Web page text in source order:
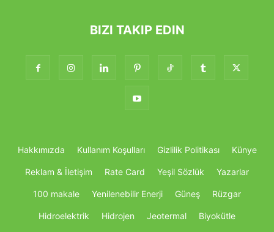
BIZI TAKIP EDIN
Hakkımızda Kullanım Koşulları Gizlilik Politikası Künye
Reklam & İletişim Rate Card Yeşil Sözlük Yazarlar
100 makale Yenilenebilir Enerji Güneş Rüzgar
Hidroelektrik Hidrojen Jeotermal Biyokütle